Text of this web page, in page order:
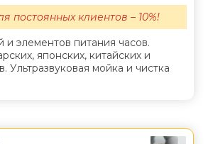
и элементов питания часов.
японских, китайских и
Ультразвуковая мойка и чистка
постоянных клиентов – 10%!